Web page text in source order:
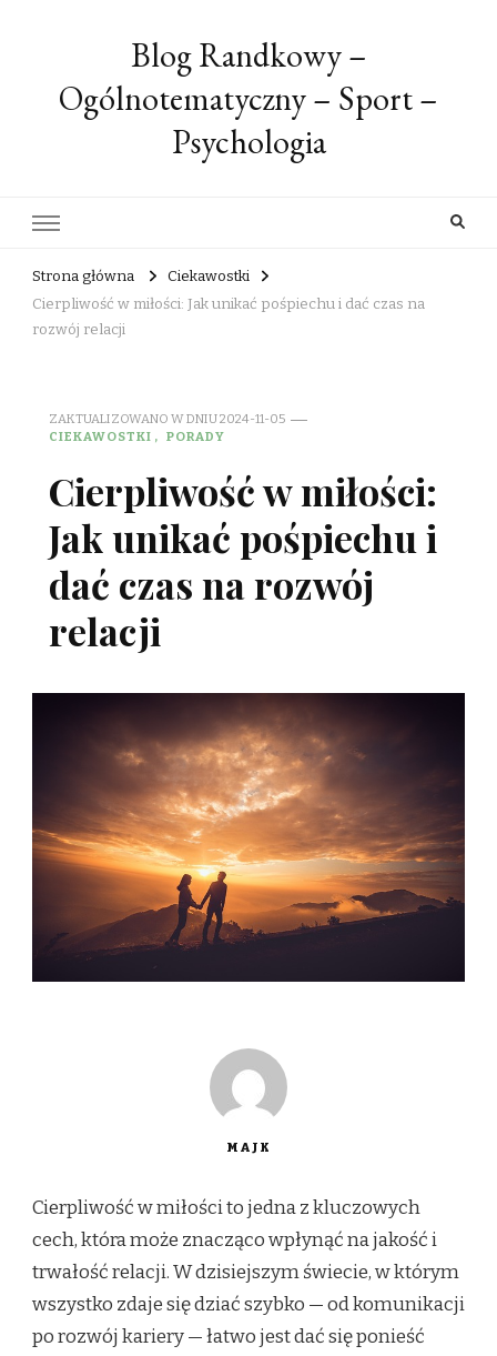
Blog Randkowy –
Ogólnotematyczny – Sport –
Psychologia
Strona główna
Ciekawostki
Cierpliwość w miłości: Jak unikać pośpiechu i dać czas na
rozwój relacji
ZAKTUALIZOWANO W DNIU2024-11-05
CIEKAWOSTKI
PORADY
Cierpliwość w miłości:
Jak unikać pośpiechu i
dać czas na rozwój
relacji
MAJK
Cierpliwość w miłości to jedna z kluczowych
cech, która może znacząco wpłynąć na jakość i
trwałość relacji. W dzisiejszym świecie, w którym
wszystko zdaje się dziać szybko — od komunikacji
po rozwój kariery — łatwo jest dać się ponieść